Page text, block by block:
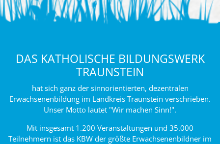
DAS KATHOLISCHE BILDUNGSWERK
TRAUNSTEIN
hat sich ganz der sinnorientierten, dezentralen
Erwachsenenbildung im Landkreis Traunstein verschrieben.
Unser Motto lautet "Wir machen Sinn!".
Mit insgesamt 1.200 Veranstaltungen und 35.000
Teilnehmern ist das KBW der größte Erwachsenenbildner im